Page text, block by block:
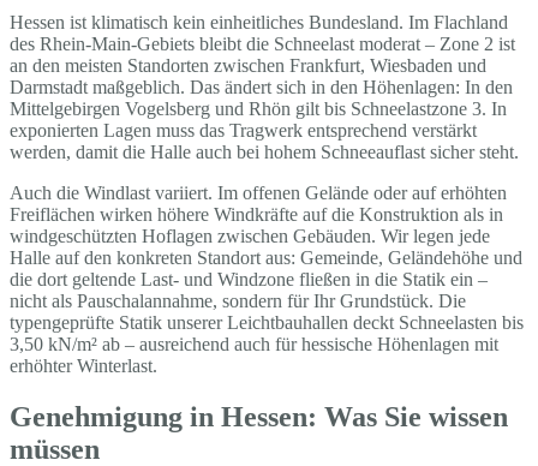
Hessen ist klimatisch kein einheitliches Bundesland. Im Flachland
des Rhein-Main-Gebiets bleibt die Schneelast moderat – Zone 2 ist
an den meisten Standorten zwischen Frankfurt, Wiesbaden und
Darmstadt maßgeblich. Das ändert sich in den Höhenlagen: In den
Mittelgebirgen Vogelsberg und Rhön gilt bis Schneelastzone 3. In
exponierten Lagen muss das Tragwerk entsprechend verstärkt
werden, damit die Halle auch bei hohem Schneeauflast sicher steht.
Auch die Windlast variiert. Im offenen Gelände oder auf erhöhten
Freiflächen wirken höhere Windkräfte auf die Konstruktion als in
windgeschützten Hoflagen zwischen Gebäuden. Wir legen jede
Halle auf den konkreten Standort aus: Gemeinde, Geländehöhe und
die dort geltende Last- und Windzone fließen in die Statik ein –
nicht als Pauschalannahme, sondern für Ihr Grundstück. Die
typengeprüfte Statik unserer Leichtbauhallen deckt Schneelasten bis
3,50 kN/m² ab – ausreichend auch für hessische Höhenlagen mit
erhöhter Winterlast.
Genehmigung in Hessen: Was Sie wissen
müssen